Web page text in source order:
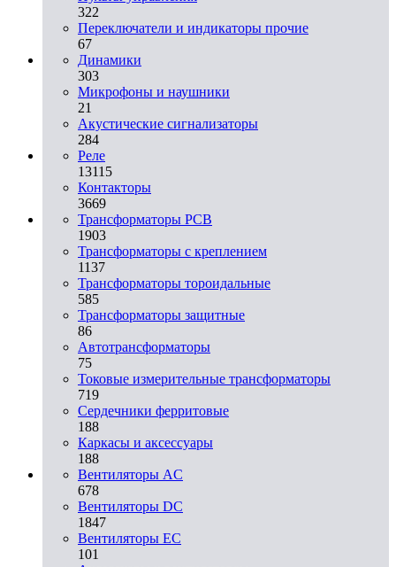
322
Переключатели и индикаторы прочие
67
Динамики
303
Микрофоны и наушники
21
Акустические сигнализаторы
284
Реле
13115
Контакторы
3669
Трансформаторы PCB
1903
Трансформаторы с креплением
1137
Трансформаторы тороидальные
585
Трансформаторы защитные
86
Автотрансформаторы
75
Токовые измерительные трансформаторы
719
Сердечники ферритовые
188
Каркасы и аксессуары
188
Вентиляторы AC
678
Вентиляторы DC
1847
Вентиляторы EC
101